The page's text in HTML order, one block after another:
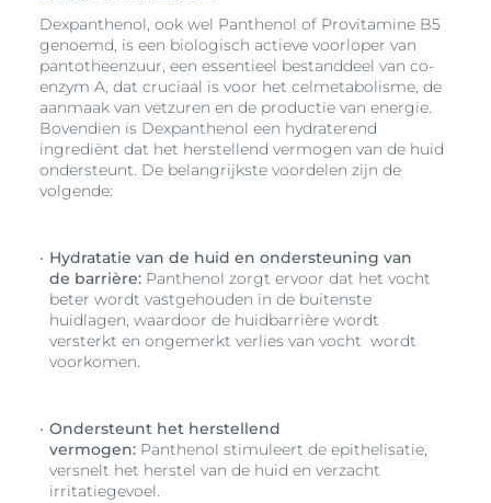
Dexpanthenol, ook wel Panthenol of Provitamine B5
genoemd, is een biologisch actieve voorloper van
pantotheenzuur, een essentieel bestanddeel van co-
enzym A, dat cruciaal is voor het celmetabolisme, de
aanmaak van vetzuren en de productie van energie.
Bovendien is Dexpanthenol een hydraterend
ingrediënt dat het herstellend vermogen van de huid
ondersteunt. De belangrijkste voordelen zijn de
volgende:
Hydratatie van de huid en ondersteuning van
de barrière: Panthenol zorgt ervoor dat het vocht
beter wordt vastgehouden in de buitenste
huidlagen, waardoor de huidbarrière wordt
versterkt en ongemerkt verlies van vocht wordt
voorkomen.
Ondersteunt het herstellend
vermogen: Panthenol stimuleert de epithelisatie,
versnelt het herstel van de huid en verzacht
irritatiegevoel.